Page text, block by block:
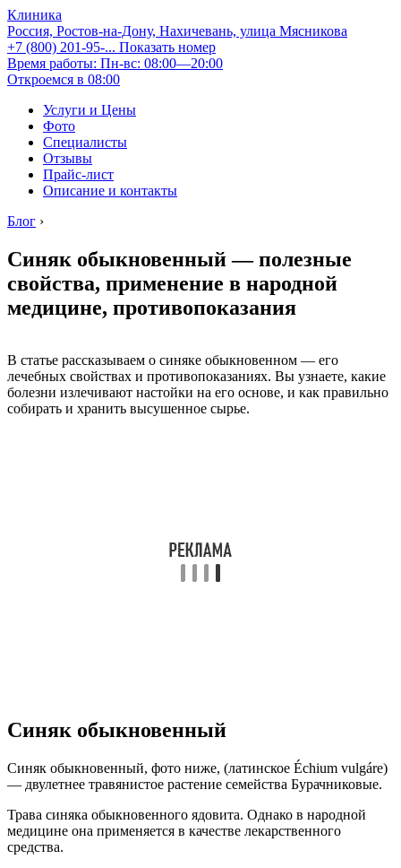
Клиника
Россия, Ростов-на-Дону, Нахичевань, улица Мясникова
+7 (800) 201-95-... Показать номер
Время работы: Пн-вс: 08:00—20:00
Откроемся в 08:00
Услуги и Цены
Фото
Специалисты
Отзывы
Прайс-лист
Описание и контакты
Блог ›
Синяк обыкновенный — полезные
свойства, применение в народной
медицине, противопоказания
В статье рассказываем о синяке обыкновенном — его
лечебных свойствах и противопоказаниях. Вы узнаете, какие
болезни излечивают настойки на его основе, и как правильно
собирать и хранить высушенное сырье.
Синяк обыкновенный
Синяк обыкновенный, фото ниже, (латинское Échium vulgáre)
— двулетнее травянистое растение семейства Бурачниковые.
Трава синяка обыкновенного ядовита. Однако в народной
медицине она применяется в качестве лекарственного
средства.